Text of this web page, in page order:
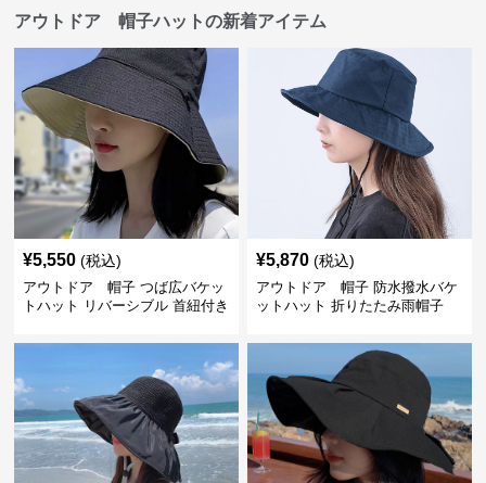
アウトドア 帽子ハットの新着アイテム
¥5,550 (税込)
アウトドア 帽子 つば広バケッ
トハット リバーシブル 首紐付き
¥5,870 (税込)
アウトドア 帽子 防水撥水バケ
ットハット 折りたたみ雨帽子